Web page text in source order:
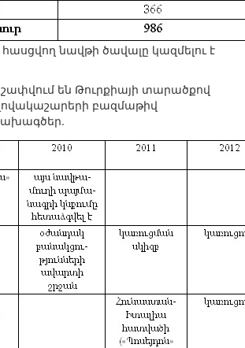
հասցվող նավթի ծավալը կազմելու է
են Թուրքիայի տարածքով
բազմաթիվ